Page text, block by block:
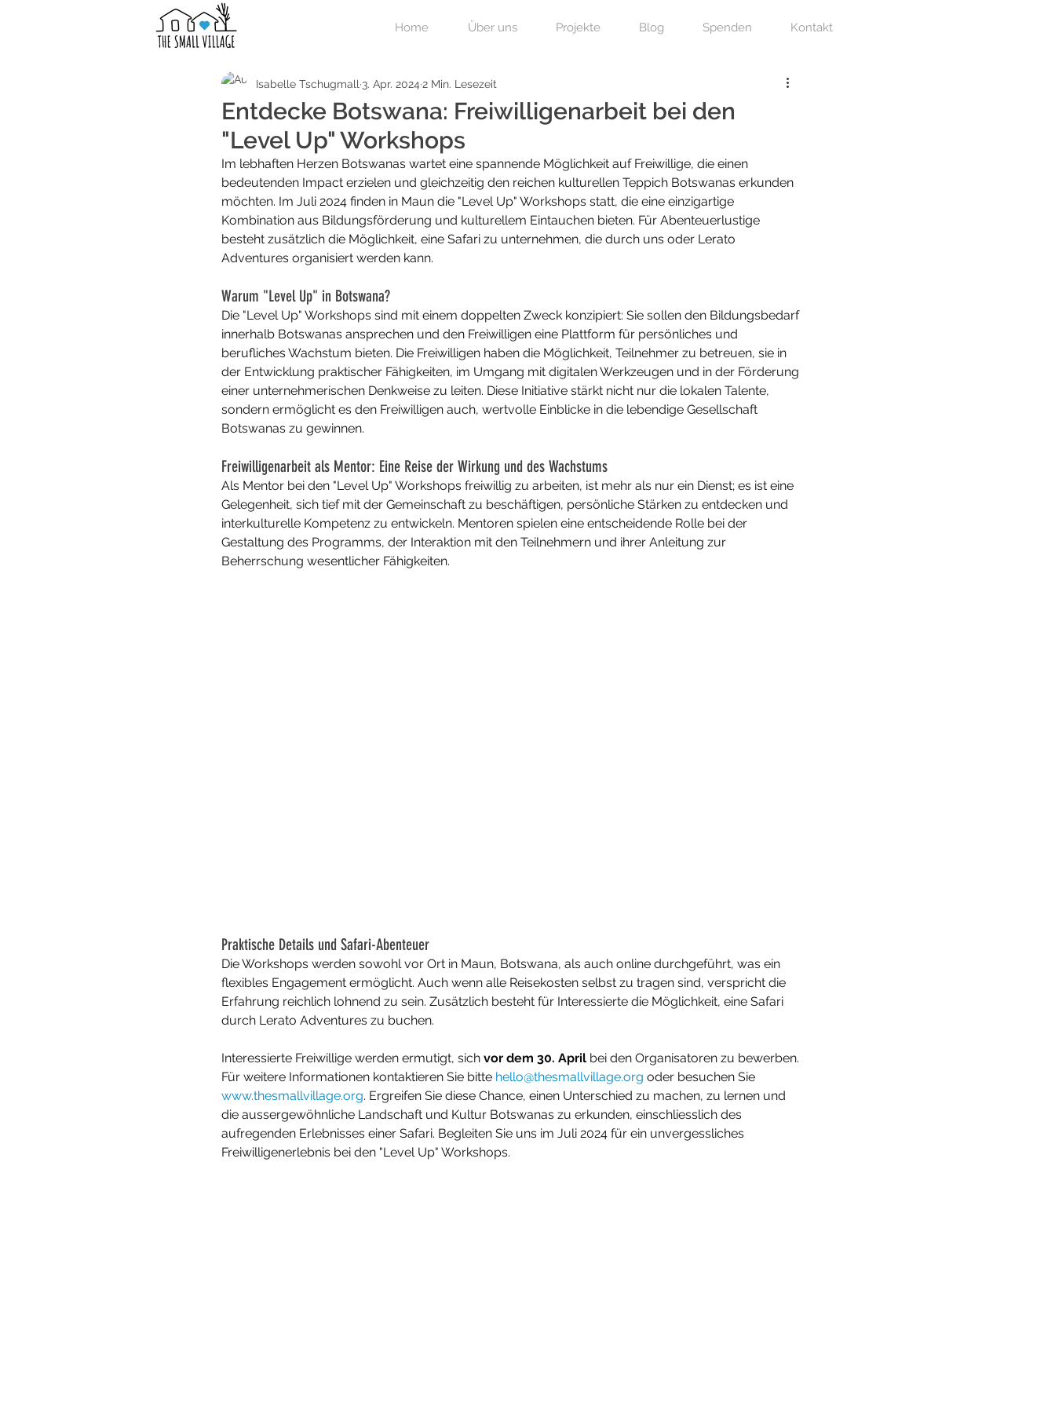
Home Über uns Projekte Blog Spenden Kontakt
Entdecke Botswana: Freiwilligenarbeit bei den
"Level Up" Workshops
Isabelle Tschugmall 3. Apr. 2024 2 Min. Lesezeit
Im lebhaften Herzen Botswanas wartet eine spannende Möglichkeit auf Freiwillige, die einen
bedeutenden Impact erzielen und gleichzeitig den reichen kulturellen Teppich Botswanas erkunden
möchten. Im Juli 2024 finden in Maun die "Level Up" Workshops statt, die eine einzigartige
Kombination aus Bildungsförderung und kulturellem Eintauchen bieten. Für Abenteuerlustige
besteht zusätzlich die Möglichkeit, eine Safari zu unternehmen, die durch uns oder Lerato
Adventures organisiert werden kann.
Warum "Level Up" in Botswana?
Die "Level Up" Workshops sind mit einem doppelten Zweck konzipiert: Sie sollen den Bildungsbedarf
innerhalb Botswanas ansprechen und den Freiwilligen eine Plattform für persönliches und
berufliches Wachstum bieten. Die Freiwilligen haben die Möglichkeit, Teilnehmer zu betreuen, sie in
der Entwicklung praktischer Fähigkeiten, im Umgang mit digitalen Werkzeugen und in der Förderung
einer unternehmerischen Denkweise zu leiten. Diese Initiative stärkt nicht nur die lokalen Talente,
sondern ermöglicht es den Freiwilligen auch, wertvolle Einblicke in die lebendige Gesellschaft
Botswanas zu gewinnen.
Freiwilligenarbeit als Mentor: Eine Reise der Wirkung und des Wachstums
Als Mentor bei den "Level Up" Workshops freiwillig zu arbeiten, ist mehr als nur ein Dienst; es ist eine
Gelegenheit, sich tief mit der Gemeinschaft zu beschäftigen, persönliche Stärken zu entdecken und
interkulturelle Kompetenz zu entwickeln. Mentoren spielen eine entscheidende Rolle bei der
Gestaltung des Programms, der Interaktion mit den Teilnehmern und ihrer Anleitung zur
Beherrschung wesentlicher Fähigkeiten.
Praktische Details und Safari-Abenteuer
Die Workshops werden sowohl vor Ort in Maun, Botswana, als auch online durchgeführt, was ein
flexibles Engagement ermöglicht. Auch wenn alle Reisekosten selbst zu tragen sind, verspricht die
Erfahrung reichlich lohnend zu sein. Zusätzlich besteht für Interessierte die Möglichkeit, eine Safari
durch Lerato Adventures zu buchen.
Interessierte Freiwillige werden ermutigt, sich vor dem 30. April bei den Organisatoren zu bewerben.
Für weitere Informationen kontaktieren Sie bitte hello@thesmallvillage.org oder besuchen Sie
www.thesmallvillage.org. Ergreifen Sie diese Chance, einen Unterschied zu machen, zu lernen und
die aussergewöhnliche Landschaft und Kultur Botswanas zu erkunden, einschliesslich des
aufregenden Erlebnisses einer Safari. Begleiten Sie uns im Juli 2024 für ein unvergessliches
Freiwilligenerlebnis bei den "Level Up" Workshops.